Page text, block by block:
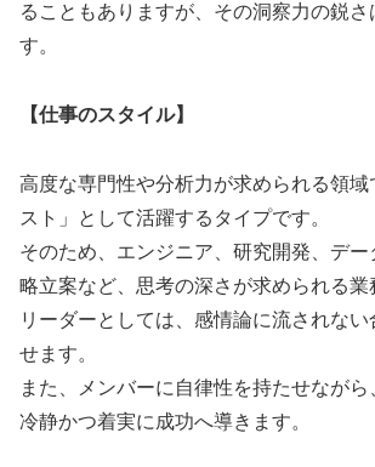
ることもありますが、その洞察力の鋭さ
す。
【仕事のスタイル】
高度な専門性や分析力が求められる領域
スト」として活躍するタイプです。
そのため、エンジニア、研究開発、デ
略立案など、思考の深さが求められる業
リーダーとしては、感情論に流されな
せます。
また、メンバーに自律性を持たせなが
冷静かつ着実に成功へ導きます。